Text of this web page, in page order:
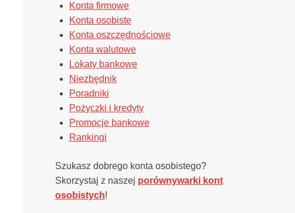
Konta firmowe
Konta osobiste
Konta oszczędnościowe
Konta walutowe
Lokaty bankowe
Niezbędnik
Poradniki
Pożyczki i kredyty
Promocje bankowe
Rankingi
Szukasz dobrego konta osobistego?
Skorzystaj z naszej porównywarki kont
osobistych!